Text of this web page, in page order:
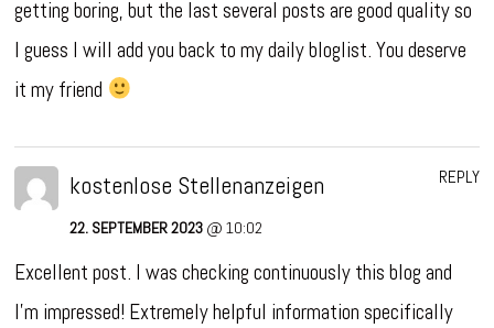
getting boring, but the last several posts are good quality so
I guess I will add you back to my daily bloglist. You deserve
it my friend
kostenlose Stellenanzeigen
22. SEPTEMBER 2023 @ 10:02
Excellent post. I was checking continuously this blog and
I’m impressed! Extremely helpful information specifically
REPLY